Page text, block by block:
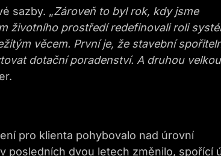
sazby. „Zároveň to byl rok, kdy jsme
životního prostředí redefinovali roli
věcem. První je, že stavební
dotační poradenství. A druhou velkou
pro klienta pohybovalo nad úrovní
posledních dvou letech změnilo, spořící